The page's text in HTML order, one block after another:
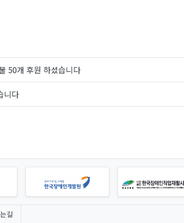
50개 후원 하셨습니다
니다
길